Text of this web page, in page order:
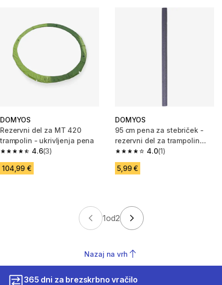
DOMYOS
Rezervni del za MT 420
trampolin - ukrivljenja pena
4.6
4.6 od 5 zvezdic from 3 ocene
(3)
104,99 €
DOMYOS
95 cm pena za stebriček -
rezervni del za trampolin
365/420 Essential
4.0
4.0 od 5 zvezdic from 1 ocene
(1)
5,99 €
1od2
Nazaj na vrh
365 dni za brezskrbno vračilo